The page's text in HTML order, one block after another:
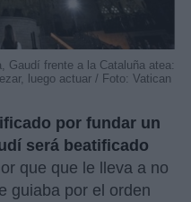
Gaudí frente a la Cataluña atea:
luego actuar / Foto: Vatican
por fundar un
será beatificado
que que le lleva a no
guiaba por el orden